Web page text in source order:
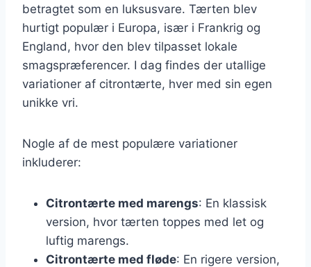
betragtet som en luksusvare. Tærten blev
hurtigt populær i Europa, især i Frankrig og
England, hvor den blev tilpasset lokale
smagspræferencer. I dag findes der utallige
variationer af citrontærte, hver med sin egen
unikke vri.
Nogle af de mest populære variationer
inkluderer:
Citrontærte med marengs: En klassisk
version, hvor tærten toppes med let og
luftig marengs.
Citrontærte med fløde: En rigere version,